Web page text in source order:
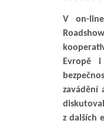
V on-
Evropě
zavádění
z dalších